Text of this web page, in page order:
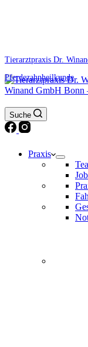
Tierarztpraxis Dr.
Pferdezahnheilkunde
Suche
Praxis